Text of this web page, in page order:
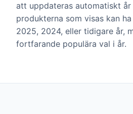
att uppdateras automatiskt år
produkterna som visas kan
2025, 2024, eller tidigare år,
fortfarande populära val i år.